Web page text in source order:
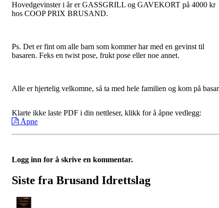
Hovedgevinster i år er GASSGRILL og GAVEKORT på 4000 kr
hos COOP PRIX BRUSAND.
Ps. Det er fint om alle barn som kommer har med en gevinst til
basaren. Feks en twist pose, frukt pose eller noe annet.
Alle er hjertelig velkomne, så ta med hele familien og kom på
Klarte ikke laste PDF i din nettleser, klikk for å åpne vedlegg:
Åpne
Logg inn for å skrive en kommentar.
Siste fra Brusand Idrettslag